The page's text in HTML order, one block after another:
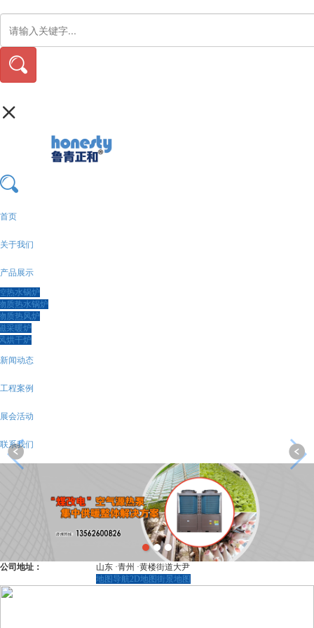
首页
关于我们
产品展示
热水锅炉
质热水锅炉
质热风炉
采暖炉
烘干炉
新闻动态
工程案例
展会活动
联系我们
公司地址：
山东 ·青州 ·黄楼街道大尹
地图导航2D地图 街景地图